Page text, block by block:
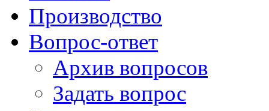
Производство
Вопрос-ответ
Архив вопросов
Задать вопрос